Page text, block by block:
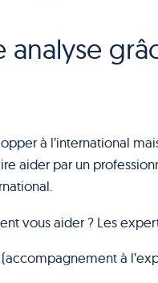
analyse
à l’international
aider par un
vous aider ? Les
(accompagnement à